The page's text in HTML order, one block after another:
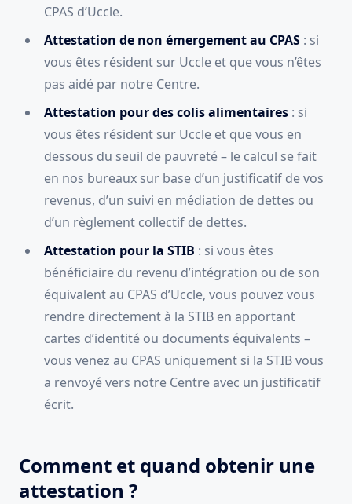
CPAS d’Uccle.
Attestation de non émergement au CPAS : si
vous êtes résident sur Uccle et que vous n’êtes
pas aidé par notre Centre.
Attestation pour des colis alimentaires : si
vous êtes résident sur Uccle et que vous en
dessous du seuil de pauvreté – le calcul se fait
en nos bureaux sur base d’un justificatif de vos
revenus, d’un suivi en médiation de dettes ou
d’un règlement collectif de dettes.
Attestation pour la STIB : si vous êtes
bénéficiaire du revenu d’intégration ou de son
équivalent au CPAS d’Uccle, vous pouvez vous
rendre directement à la STIB en apportant
cartes d’identité ou documents équivalents –
vous venez au CPAS uniquement si la STIB vous
a renvoyé vers notre Centre avec un justificatif
écrit.
Comment et quand obtenir une
attestation ?